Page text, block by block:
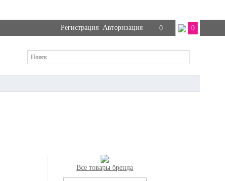
Регистрация Авторизация 0 0
Все товары бренда